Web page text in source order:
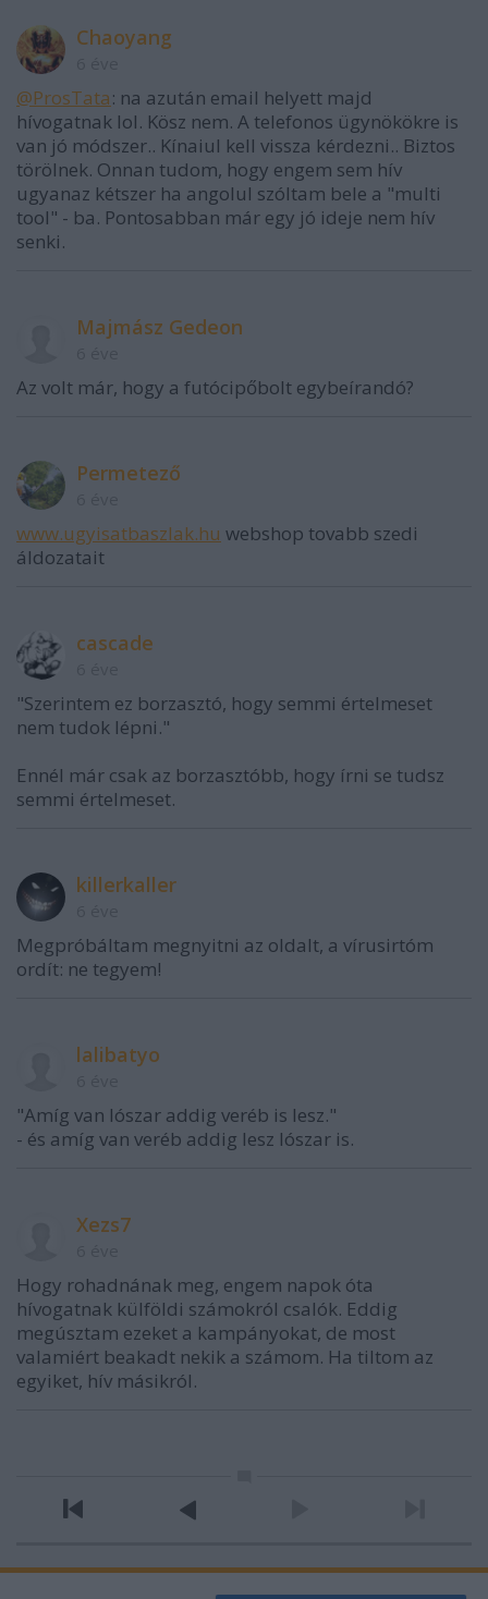
Chaoyang
@ProsTata: na azután email helyett majd
hívogatnak lol. Kösz nem. A telefonos ügynökökre is
van jó módszer.. Kínaiul kell vissza kérdezni.. Biztos
törölnek. Onnan tudom, hogy engem sem hív
ugyanaz kétszer ha angolul szóltam bele a "multi
tool" - ba. Pontosabban már egy jó ideje nem hív
senki.
Majmász Gedeon
Az volt már, hogy a futócipőbolt egybeírandó?
Permetező
www.ugyisatbaszlak.hu webshop tovabb szedi
áldozatait
cascade
"Szerintem ez borzasztó, hogy semmi értelmeset
nem tudok lépni."
Ennél már csak az borzasztóbb, hogy írni se tudsz
semmi értelmeset.
killerkaller
Megpróbáltam megnyitni az oldalt, a vírusirtóm
ordít: ne tegyem!
lalibatyo
"Amíg van lószar addig veréb is lesz."
- és amíg van veréb addig lesz lószar is.
Xezs7
Hogy rohadnának meg, engem napok óta
hívogatnak külföldi számokról csalók. Eddig
megúsztam ezeket a kampányokat, de most
valamiért beakadt nekik a számom. Ha tiltom az
egyiket, hív másikról.